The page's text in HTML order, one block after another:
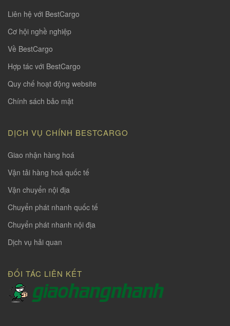
Liên hệ với BestCargo
Cơ hội nghề nghiệp
Về BestCargo
Hợp tác với BestCargo
Quy chế hoạt động website
Chính sách bảo mật
DỊCH VỤ CHÍNH BESTCARGO
Giao nhận hàng hoá
Vận tải hàng hoá quốc tế
Vận chuyển nội địa
Chuyển phát nhanh quốc tế
Chuyển phát nhanh nội địa
Dịch vụ hải quan
ĐỐI TÁC LIÊN KẾT